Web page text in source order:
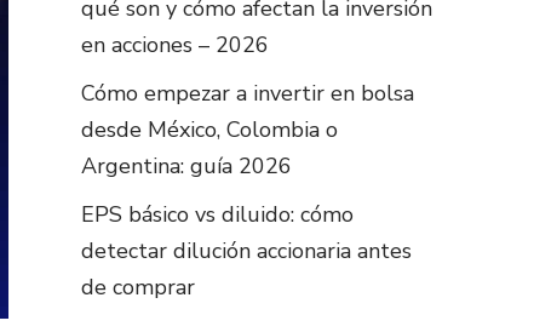
qué son y cómo afectan la inversión
en acciones – 2026
Cómo empezar a invertir en bolsa
desde México, Colombia o
Argentina: guía 2026
EPS básico vs diluido: cómo
detectar dilución accionaria antes
de comprar